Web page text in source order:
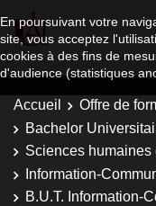
En poursuivant votre
site, vous acceptez
cookies à des fins de
d'audience (statistiques
Accueil
Offre de
Bachelor
Sciences humaines
Information-
B.U.T. Information-